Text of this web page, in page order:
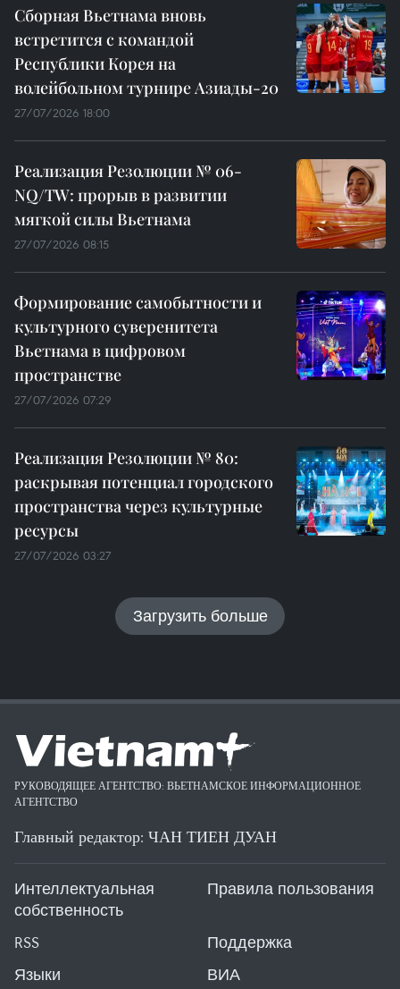
Сборная Вьетнама вновь
встретится с командой
Республики Корея на
волейбольном турнире Азиады-20
27/07/2026 18:00
Реализация Резолюции № 06-
NQ/TW: прорыв в развитии
мягкой силы Вьетнама
27/07/2026 08:15
Формирование самобытности и
культурного суверенитета
Вьетнама в цифровом
пространстве
27/07/2026 07:29
Реализация Резолюции № 80:
раскрывая потенциал городского
пространства через культурные
ресурсы
27/07/2026 03:27
Загрузить больше
РУКОВОДЯЩЕЕ АГЕНТСТВО: ВЬЕТНАМСКОЕ ИНФОРМАЦИОННОЕ
АГЕНТСТВО
Главный редактор: ЧАН ТИЕН ДУАН
Интеллектуальная
собственность
Правила пользования
RSS
Поддержка
Языки
ВИА